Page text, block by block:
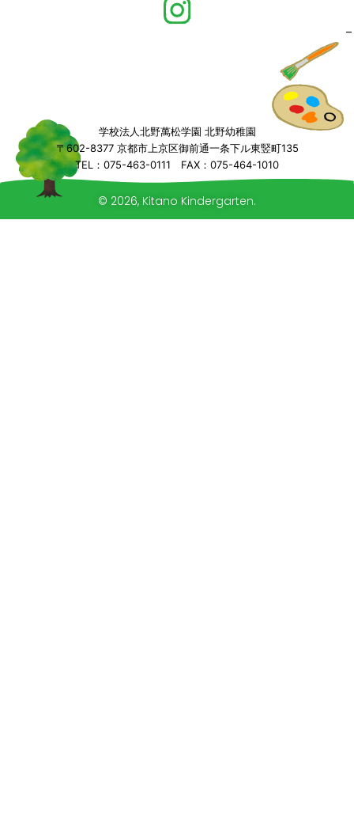
学校法人北野萬松学園 北野幼稚園
〒602-8377 京都市上京区御前通一条下ル東竪町135
TEL：075-463-0111 FAX：075-464-1010
© 2026, Kitano Kindergarten.